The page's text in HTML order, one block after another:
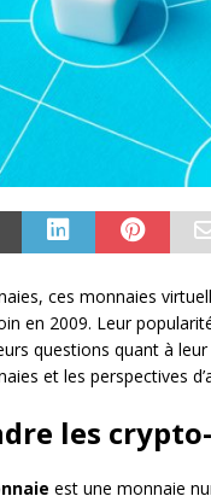
ces monnaies
en 2009. Leur
questions quant à
et les perspectives
les
est une monnaie